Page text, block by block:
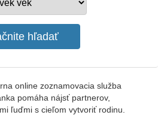
online zoznamovacia služba
pomáha nájsť partnerov,
ľuďmi s cieľom vytvoriť rodinu.